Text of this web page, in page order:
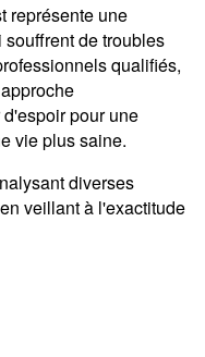
représente une
de troubles
qualifiés,
pour une
vie plus saine.
diverses
veillant à l'exactitude